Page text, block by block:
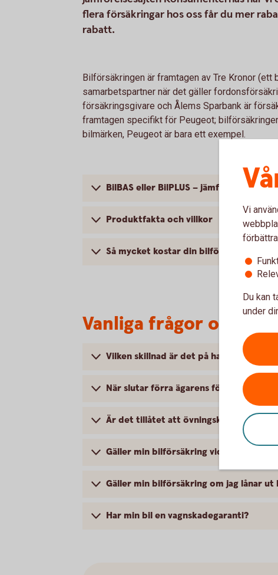
flera försäkringar hos oss får du mer
rabatt.
Bilförsäkringen är framtagen av Tre Kronor
samarbetspartner när det gäller
försäkringsgivare och Ålems Sparbank är
framtagen specifikt för Peugeot;
bilmärken, Peugeot är bara ett exempel.
BilBAS eller BilPLUS – jämför innehåll
Produktfakta och villkor
Så mycket kostar din bilförsäkring
Vanliga frågor om att
Vilken skillnad är det på halv- och
När slutar förra ägarens försäkring att
Är det tillåtet att övningsköra med min
Gäller min bilförsäkring vid stenskott i
Gäller min bilförsäkring om jag lånar ut
Har min bil en vagnskadegaranti?
Vi
Du kan
under